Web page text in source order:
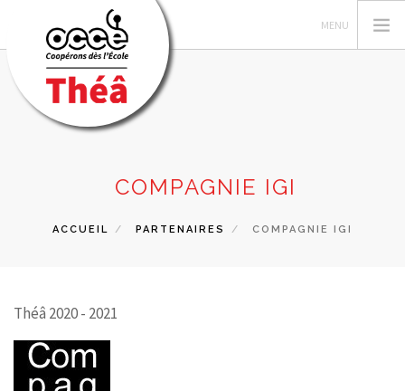
RECHERCHERCOMPAGNIE IGI
ACCUEIL PARTENAIRES COMPAGNIE IGI
Théâ 2020 - 2021